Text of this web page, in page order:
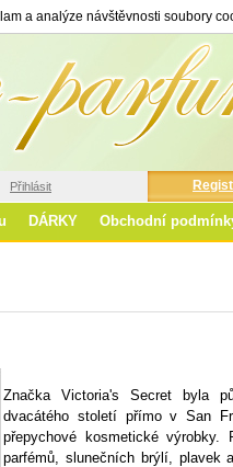
a analýze návštěvnosti soubory
Přihlásit
DÁRKY Obchodní
Značka Victoria's Secret byla
dvacátého století přímo vSan
přepychové kosmetické
parfémů, slunečních brýlí, plavek